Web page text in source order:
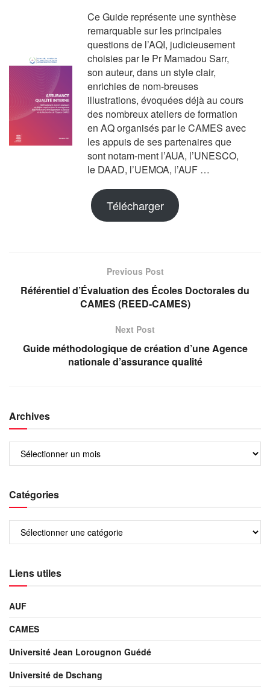
Ce Guide représente une synthèse
remarquable sur les principales
questions de l’AQI, judicieusement
choisies par le Pr Mamadou Sarr,
son auteur, dans un style clair,
enrichies de nom-breuses
illustrations, évoquées déjà au cours
des nombreux ateliers de formation
en AQ organisés par le CAMES avec
les appuis de ses partenaires que
sont notam-ment l’AUA, l’UNESCO,
le DAAD, l’UEMOA, l’AUF …
Télécharger
Previous Post
Référentiel d’Évaluation des Écoles Doctorales du
CAMES (REED-CAMES)
Next Post
Guide méthodologique de création d’une Agence
nationale d’assurance qualité
Archives
Catégories
Liens utiles
AUF
CAMES
Université Jean Lorougnon Guédé
Université de Dschang